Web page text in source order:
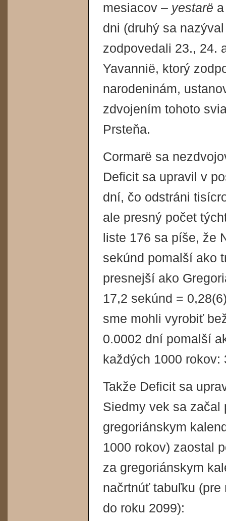
mesiacov – yestarë
dni (druhý sa
zodpovedali 23., 24.
Yavannië, ktorý
narodeninám,
zdvojením tohoto
Prsteňa.
Cormarë sa
Deficit sa upravil v
dní, čo odstráni
ale presný počet
liste 176 sa píše, že
sekúnd pomalší ako
presnejší ako
17,2 sekúnd =
sme mohli vyrobiť
0.0002 dní pomalší
každých 1000 rokov:
Takže Deficit sa
Siedmy vek sa začal
gregoriánskym
1000 rokov) zaostal
za gregoriánskym
načrtnúť tabuľku (pre
do roku 2099):